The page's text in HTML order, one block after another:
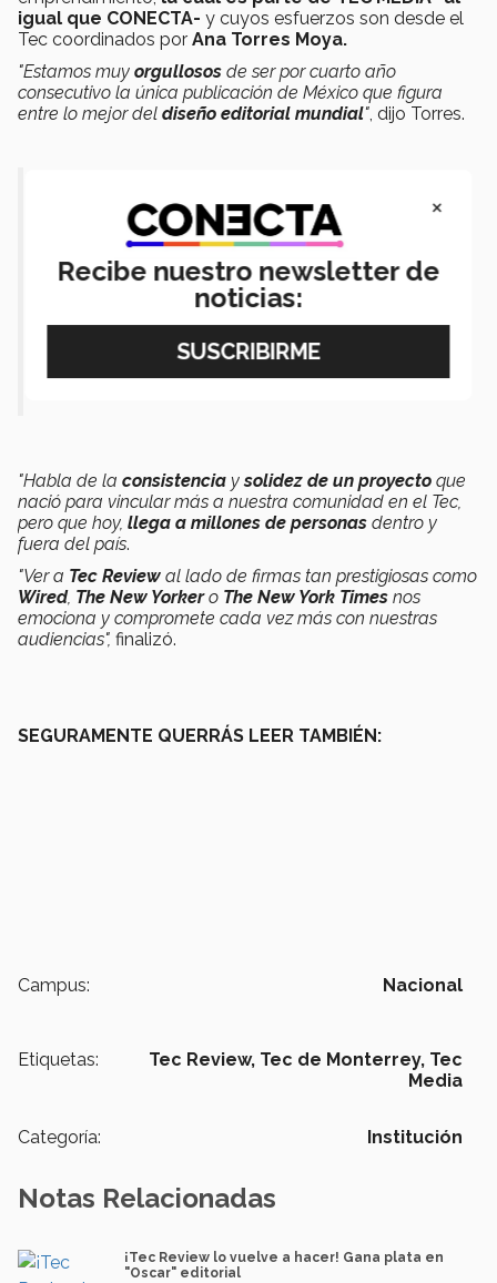
igual que CONECTA- y cuyos esfuerzos son desde el
Tec coordinados por Ana Torres Moya.
"Estamos muy orgullosos de ser por cuarto año
consecutivo la única publicación de México que figura
entre lo mejor del diseño editorial mundial", dijo Torres.
"Ver a Tec Review al lado de firmas
tan prestigiosas
como Wired, The New Yorker o The
New York Times nos emociona y
compromete cada vez más con
nuestras audiencias".
"Habla de la consistencia ysolidez de un proyecto que
nació para vincular más a nuestra comunidad en el Tec,
pero que hoy, llega a millones de personas dentro y
fuera del país.
"Ver a Tec Review al lado de firmas tan prestigiosas como
Wired, The New Yorkero The New York Times nos
emociona y compromete cada vez más con nuestras
audiencias", finalizó.
SEGURAMENTE QUERRÁS LEER TAMBIÉN:
Campus: Nacional
Etiquetas: Tec Review, Tec de Monterrey, Tec
Media
Categoría: Institución
Notas Relacionadas
¡Tec Review lo vuelve a hacer! Gana plata en
"Oscar" editorial
×
Recibe nuestro newsletter de
noticias: